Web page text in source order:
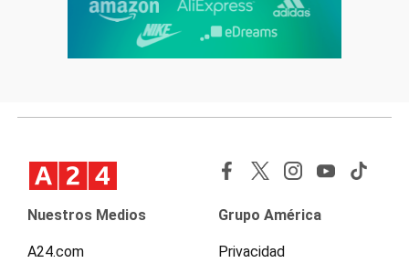
Nuestros Medios
A24.com
Grupo América
Privacidad